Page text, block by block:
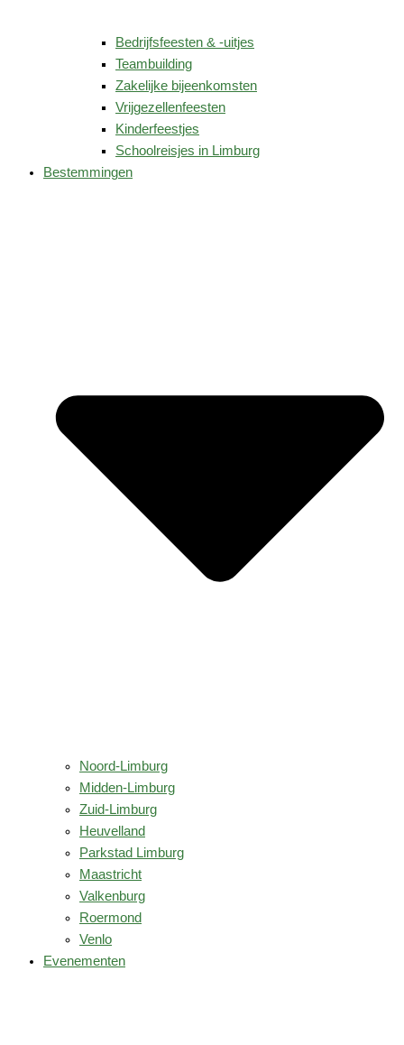
Bedrijfsfeesten & -uitjes
Teambuilding
Zakelijke bijeenkomsten
Vrijgezellenfeesten
Kinderfeestjes
Schoolreisjes in Limburg
Bestemmingen
Noord-Limburg
Midden-Limburg
Zuid-Limburg
Heuvelland
Parkstad Limburg
Maastricht
Valkenburg
Roermond
Venlo
Evenementen